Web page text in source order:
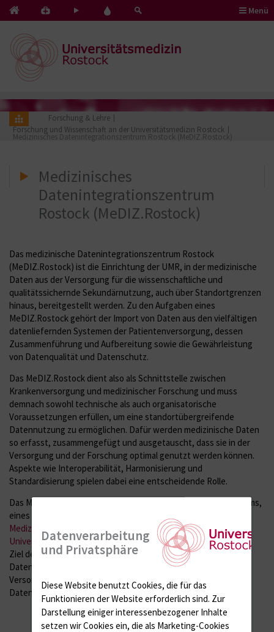
Kontakt
Notfälle
Pflege
Herz
Blut
Menü
Forschung & Lehre
Forschung und Wissenschaft an der Universitätsmedizin Rostock
Medizinisches Datenintegrationszentrum Rostock (MeDIZ.Rostock)
Medizinisches
Datenintegrationszentrum
Rostock (MeDIZ.Rostock)
Das medizinische Datenintegrationszentrum Rostock
(MeDIZ.Rostock) ist die Einrichtung der UMR, in der medizinische
Daten aus der Versorgung für die wissenschaftliche und
qualitätssichernde Sekundärnutzung, auch über Standortgrenzen
hinaus, bereitgestellt werden. Zu den Aufgaben eines
MeDIZ.Rostock gehört der Import von Daten aus den vielfältigen
datenliefernden Systemen der Patientenversorgung, dessen
Zusammenführung und Aufbereitung sowie die Gewährleistung
von Datenqualität und Datenschutz.
Das MeDIZ.Rostock dient also als Schnittstelle zwischen
Krankenversorgung und medizinischer Forschung und muss
demnach sowohl technische als auch organisatorische
Voraussetzungen erfüllen, um eine standortübergreifende
Datennutzung zu ermöglichen. Dafür werden medizinische Daten
so erfasst, zusammengefügt und ausgetauscht, dass sie in der
Versorgung und der Forschung optimal genutzt werden können.
Aspekte wie Interoperabilität, Harmonisierung und
Standardisierung spielen dabei eine entscheidende Rolle.
Das MeDIZ.Rostock der UMR ist Mitglied des
-Konsortiums,
eines von vier deutschen Konsortien, die im Rahmen der
Medizininformatik-Initiative
(MII) und desNetzwerks
Universitätsmedizin(NUM) über das BMFTR gefördert werden.
Ziel der MII/des NUM ist es, in den Unikliniken
Datenintegrationszentren zu etablieren, um Forschungs- und
Versorgungsdaten verfügbar zu machen und die
Datenintegrationszentren miteinander zu vernetzen.
Datenverarbeitung
und Privatsphäre
Diese Website benutzt Cookies, die für das
Funktionieren der Website erforderlich sind. Zur
Darstellung einiger interessenbezogener Inhalte
setzen wir Cookies ein, die als Marketing-Cookies